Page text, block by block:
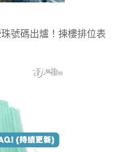
號碼出爐！揀樓排位表